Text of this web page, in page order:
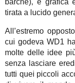
barche), e grafica
tirata a lucido
All’estremo
cui godeva WD1
molte delle idee
senza lasciare
tutti quei piccoli